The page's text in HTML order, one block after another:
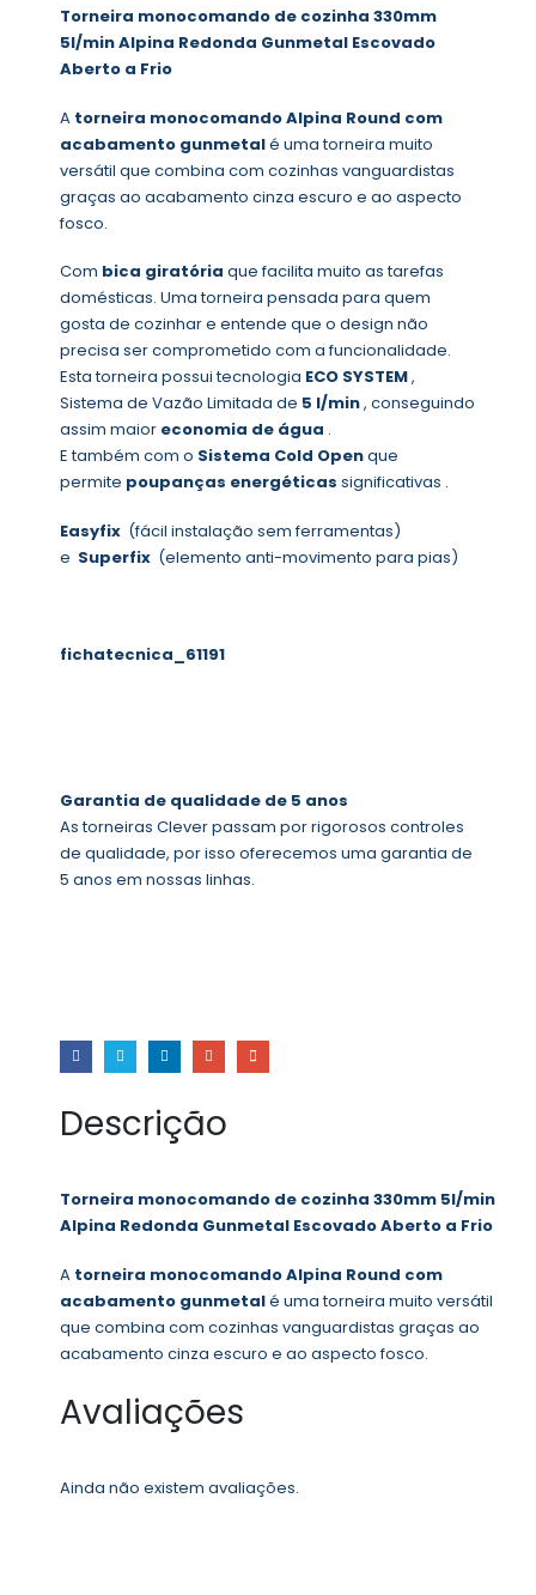
Torneira monocomando de cozinha 330mm
5l/min Alpina Redonda Gunmetal Escovado
Aberto a Frio
A torneira monocomando Alpina Round com
acabamento gunmetalé uma torneira muito
versátil que combina com cozinhas vanguardistas
graças ao acabamento cinza escuro e ao aspecto
fosco.
Com bica giratória que facilita muito as tarefas
domésticas. Uma torneira pensada para quem
gosta de cozinhar e entende que o design não
precisa ser comprometido com a funcionalidade.
Esta torneira possui tecnologia ECO SYSTEM,
Sistema de Vazão Limitada de 5 l/min, conseguindo
assim maior economia de água .
E também com o Sistema Cold Openque
permite poupanças energéticas significativas .
Easyfix (fácil instalação sem ferramentas)
e Superfix (elemento anti-movimento para pias)
fichatecnica_61191
Garantia de qualidade de 5 anos
As torneiras Clever passam por rigorosos controles
de qualidade, por isso oferecemos uma garantia de
5 anos em nossas linhas.
Descrição
Torneira monocomando de cozinha 330mm 5l/min
Alpina Redonda Gunmetal Escovado Aberto a Frio
A torneira monocomando Alpina Round com
acabamento gunmetalé uma torneira muito versátil
que combina com cozinhas vanguardistas graças ao
acabamento cinza escuro e ao aspecto fosco.
Avaliações
Ainda não existem avaliações.